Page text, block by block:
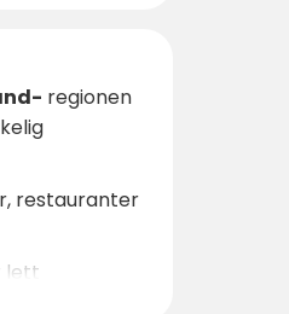
regionen
restauranter
lett